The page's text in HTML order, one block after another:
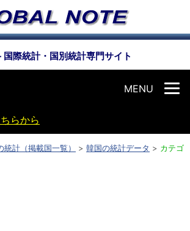
際統計・国別統計専門サイト
MENU
らから
統計（掲載国一覧） > 韓国の統計データ > カテゴ